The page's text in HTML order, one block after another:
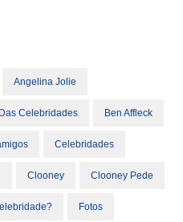
Angelina Jolie
Celebridades Ben Affleck
Celebridades
Clooney Clooney Pede
Fotos